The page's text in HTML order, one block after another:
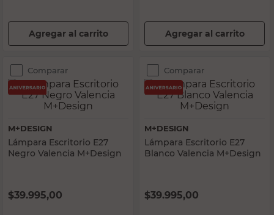
Agregar al carrito Agregar al carrito
Comparar
M+DESIGN
Lámpara Escritorio E27
Negro Valencia M+Design
$39.995,00
Comparar
M+DESIGN
Lámpara Escritorio E27
Blanco Valencia M+Design
$39.995,00